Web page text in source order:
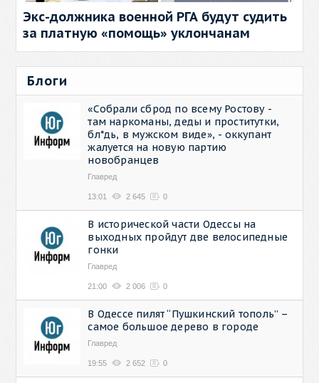
Экс-должника военной РГА будут судить
за платную «помощь» уклончанам
Блоги
«Собрали сброд по всему Ростову -
там наркоманы, деды и проститутки,
бл*дь, в мужском виде», - оккупант
жалуется на новую партию
новобранцев
Главред
13:01 2 645 0
В исторической части Одессы на
выходных пройдут две велосипедные
гонки
Главред
21:00 2 006 0
В Одессе пилят “Пушкинский тополь” –
самое большое дерево в городе
Главред
19:55 2 652 0